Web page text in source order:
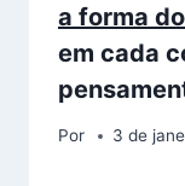
a forma
em cada
Por 3 de